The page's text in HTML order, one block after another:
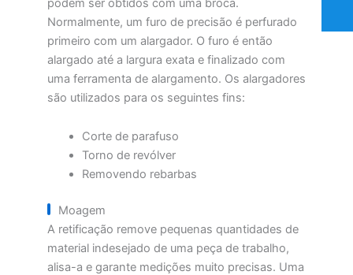
Normalmente, um furo de precisão é perfurado
primeiro com um alargador. O furo é então
alargado até a largura exata e finalizado com
uma ferramenta de alargamento. Os alargadores
são utilizados para os seguintes fins:
Corte de parafuso
Torno de revólver
Removendo rebarbas
Moagem
A retificação remove pequenas quantidades de
material indesejado de uma peça de trabalho,
alisa-a e garante medições muito precisas. Uma